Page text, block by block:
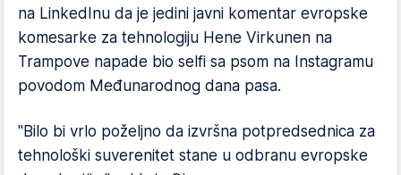
na LinkedInu da je jedini javni komentar evropske
komesarke za tehnologiju Hene Virkunen na
Trampove napade bio selfi sa psom na Instagramu
povodom Međunarodnog dana pasa.
"Bilo bi vrlo poželjno da izvršna potpredsednica za
tehnološki suverenitet stane u odbranu evropske